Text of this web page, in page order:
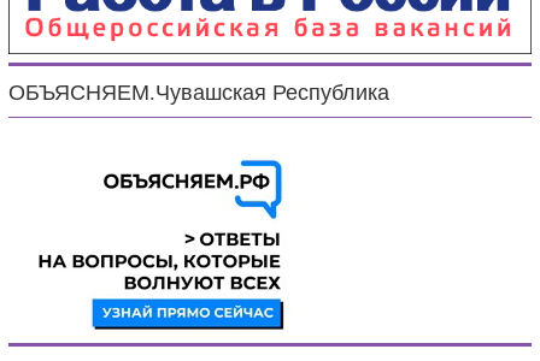
ОБЪЯСНЯЕМ.Чувашская Республика